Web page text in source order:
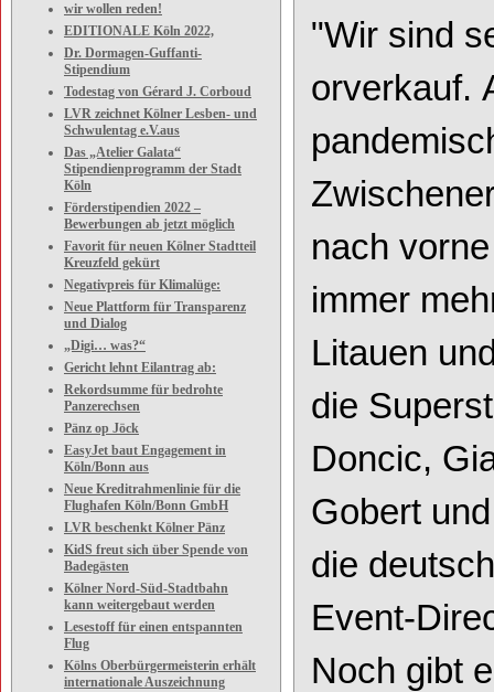
wir wollen reden!
EDITIONALE Köln 2022,
Dr. Dormagen-Guffanti-
Stipendium
Todestag von Gérard J. Corboud
LVR zeichnet Kölner Lesben- und
Schwulentag e.V.aus
Das „Atelier Galata“
Stipendienprogramm der Stadt
Köln
Förderstipendien 2022 –
Bewerbungen ab jetzt möglich
Favorit für neuen Kölner Stadtteil
Kreuzfeld gekürt
Negativpreis für Klimalüge:
Neue Plattform für Transparenz
und Dialog
„Digi… was?“
Gericht lehnt Eilantrag ab:
Rekordsumme für bedrohte
Panzerechsen
Pänz op Jöck
EasyJet baut Engagement in
Köln/Bonn aus
Neue Kreditrahmenlinie für die
Flughafen Köln/Bonn GmbH
LVR beschenkt Kölner Pänz
KidS freut sich über Spende von
Badegästen
Kölner Nord-Süd-Stadtbahn
kann weitergebaut werden
Lesestoff für einen entspannten
Flug
Kölns Oberbürgermeisterin erhält
internationale Auszeichnung
"Wir sind
orverkauf.
nach
immer
Litauen
die
Doncic,
Gobert
die
Event-
Noch gibt